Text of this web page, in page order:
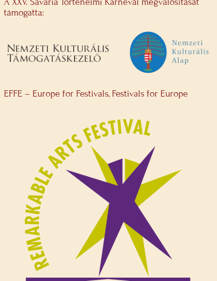
A XXV. Savaria Történelmi Karnevál megvalósítását
támogatta:
EFFE – Europe for Festivals, Festivals for Europe